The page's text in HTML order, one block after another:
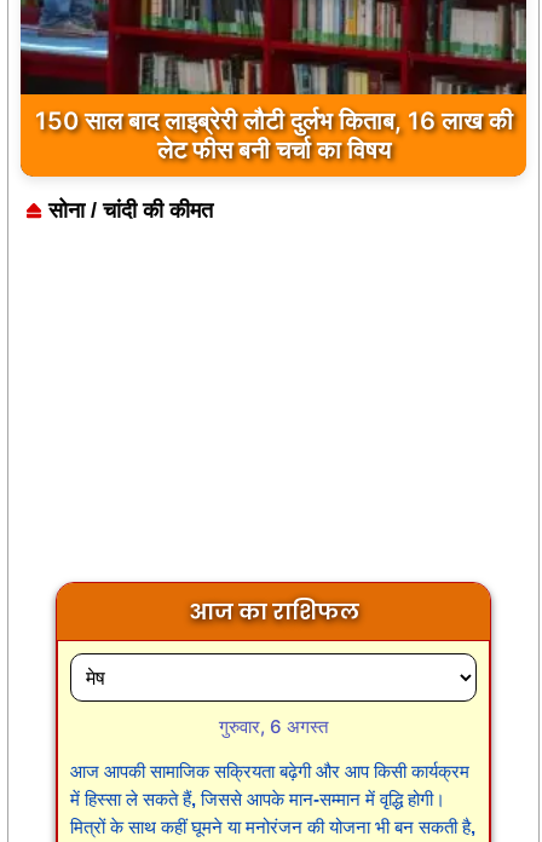
150 साल बाद लाइब्रेरी लौटी दुर्लभ किताब, 16 लाख की
लेट फीस बनी चर्चा का विषय
सोना / चांदी की कीमत
आज का राशिफल
गुरुवार, 6 अगस्त
आज आपकी सामाजिक सक्रियता बढ़ेगी और आप किसी कार्यक्रम
में हिस्सा ले सकते हैं, जिससे आपके मान-सम्मान में वृद्धि होगी।
मित्रों के साथ कहीं घूमने या मनोरंजन की योजना भी बन सकती है,